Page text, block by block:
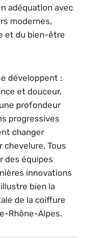
adéquation avec
modernes,
et du bien-être
développent :
et douceur,
profondeur
progressives
changer
chevelure. Tous
des équipes
innovations
bien la
de la coiffure
Rhône-Alpes.